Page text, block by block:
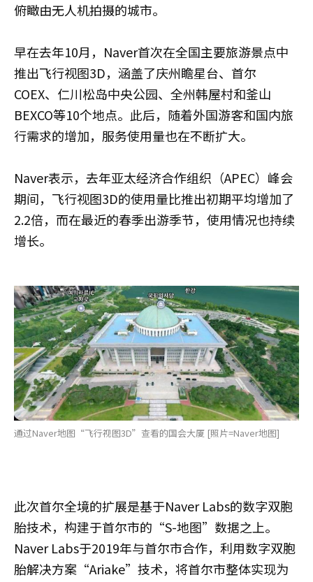
俯瞰由无人机拍摄的城市。
早在去年10月，Naver首次在全国主要旅游景点中
推出飞行视图3D，涵盖了庆州瞻星台、首尔
COEX、仁川松岛中央公园、全州韩屋村和釜山
BEXCO等10个地点。此后，随着外国游客和国内旅
行需求的增加，服务使用量也在不断扩大。
Naver表示，去年亚太经济合作组织（APEC）峰会
期间，飞行视图3D的使用量比推出初期平均增加了
2.2倍，而在最近的春季出游季节，使用情况也持续
增长。
通过Naver地图“飞行视图3D”查看的国会大厦 [照片=Naver地图]
此次首尔全境的扩展是基于Naver Labs的数字双胞
胎技术，构建于首尔市的“S-地图”数据之上。
Naver Labs于2019年与首尔市合作，利用数字双胞
胎解决方案“Ariake”技术，将首尔市整体实现为